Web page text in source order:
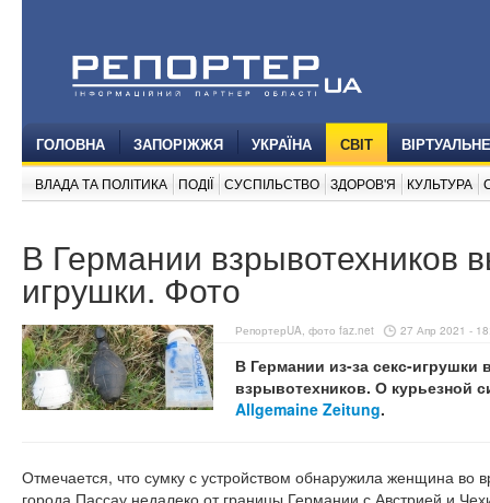
ГОЛОВНА ЗАПОРІЖЖЯ УКРАЇНА СВІТ
ВЛАДА ТА ПОЛІТИКА ПОДІЇ СУСПІЛЬСТВО ЗДОРОВ'Я КУЛЬТУРА
В Германии взрывотехников
игрушки. Фото
РепортерUA, фото faz.net 27 Апр 2021 -
В Германии из-за секс-
взрывотехников. О курьезной
Allgemaine Zeitung.
Отмечается, что сумку с устройством обнаружила женщина во
города Пассау недалеко от границы Германии с Австрией и